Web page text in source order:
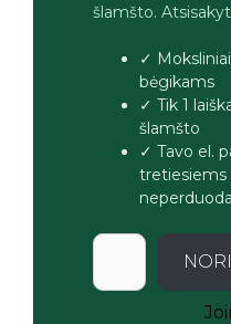
šlamšto.
✓
bėgikams
✓ Tik 1
šlamšto
✓ Tavo el.
tretiesiems